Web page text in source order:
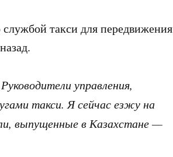
такси для передвижения
управления,
такси. Я сейчас езжу на
выпущенные в Казахстане —